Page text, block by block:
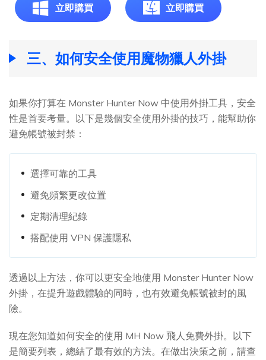
立即購買 立即購買
三、如何安全使用魔物獵人外掛
如果你打算在 Monster Hunter Now 中使用外掛工具，安全
性是首要考量。以下是幾個安全使用外掛的技巧，能幫助你
避免帳號被封禁：
選擇可靠的工具
避免頻繁更改位置
定期清理紀錄
搭配使用 VPN 保護隱私
透過以上方法，你可以更安全地使用 Monster Hunter Now
外掛，在提升遊戲體驗的同時，也有效避免帳號被封的風
險。
現在您知道如何安全的使用 MH Now 飛人免費外掛。以下
是簡要列表，總結了最有效的方法。在做出決策之前，請查